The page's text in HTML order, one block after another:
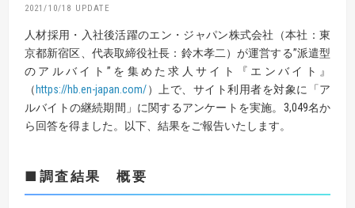
2021/10/18
人材採用・入社後活躍のエン・ジャパン株式会社（本社：東
京都新宿区、代表取締役社長：鈴木孝二）が運営する”派遣型
のアルバイト”を集めた求人サイト『エンバイト』
（https://hb.en-japan.com/）上で、サイト利用者を対象に「ア
ルバイトの継続期間」に関するアンケートを実施。3,049名か
ら回答を得ました。以下、結果をご報告いたします。
■調査結果 概要